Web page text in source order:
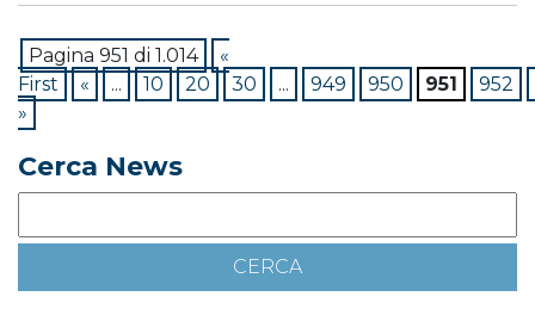
Pagina 951 di 1.014
«
First
« ... 10 20 30 ... 949 950 951
952
»
Cerca News